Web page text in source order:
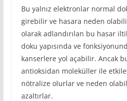
Bu yalnız elektronlar normal
girebilir ve hasara neden
olarak adlandırılan bu hasar
doku yapısında ve
kanserlere yol açabilir. Ancak
antioksidan moleküller ile
nötralize olurlar ve neden
azaltırlar.